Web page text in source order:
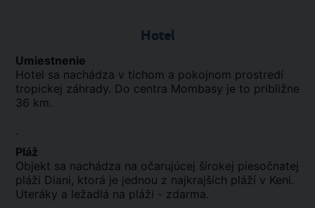
Hotel
Umiestnenie
Hotel sa nachádza v tichom a pokojnom prostredí
tropickej záhrady. Do centra Mombasy je to približne
36 km.
.
Pláž
Objekt sa nachádza na očarujúcej širokej piesočnatej
pláži Diani, ktorá je jednou z najkrajších pláží v Keni.
Uteráky a ležadlá na pláži - zdarma.